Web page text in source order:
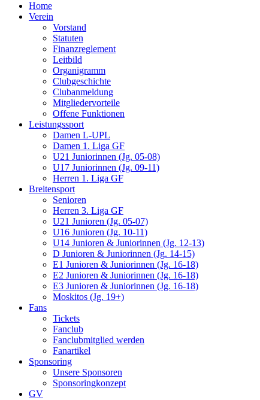
Home
Verein
Vorstand
Statuten
Finanzreglement
Leitbild
Organigramm
Clubgeschichte
Clubanmeldung
Mitgliedervorteile
Offene Funktionen
Leistungssport
Damen L-UPL
Damen 1. Liga GF
U21 Juniorinnen (Jg. 05-08)
U17 Juniorinnen (Jg. 09-11)
Herren 1. Liga GF
Breitensport
Senioren
Herren 3. Liga GF
U21 Junioren (Jg. 05-07)
U16 Junioren (Jg. 10-11)
U14 Junioren & Juniorinnen (Jg. 12-13)
D Junioren & Juniorinnen (Jg. 14-15)
E1 Junioren & Juniorinnen (Jg. 16-18)
E2 Junioren & Juniorinnen (Jg. 16-18)
E3 Junioren & Juniorinnen (Jg. 16-18)
Moskitos (Jg. 19+)
Fans
Tickets
Fanclub
Fanclubmitglied werden
Fanartikel
Sponsoring
Unsere Sponsoren
Sponsoringkonzept
GV